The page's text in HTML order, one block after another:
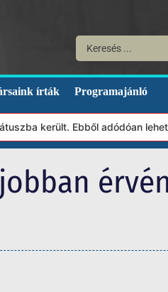
írták Programajánló
Ebből adódóan